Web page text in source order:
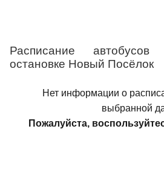
Расписание
остановке Новый Посёлок
Нет информации о
выбранной
Пожалуйста,